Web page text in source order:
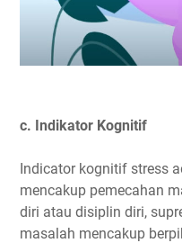
c. Indikator Kognitif
Indicator kognitif stress
mencakup pemecahan
diri atau disiplin diri,
masalah mencakup